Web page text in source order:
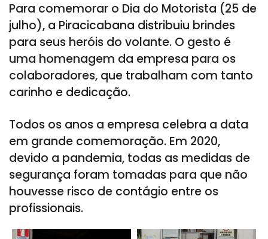
Para comemorar o Dia do Motorista (25 de
julho), a Piracicabana distribuiu brindes
para seus heróis do volante. O gesto é
uma homenagem da empresa para os
colaboradores, que trabalham com tanto
carinho e dedicação.
Todos os anos a empresa celebra a data
em grande comemoração. Em 2020,
devido a pandemia, todas as medidas de
segurança foram tomadas para que não
houvesse risco de contágio entre os
profissionais.